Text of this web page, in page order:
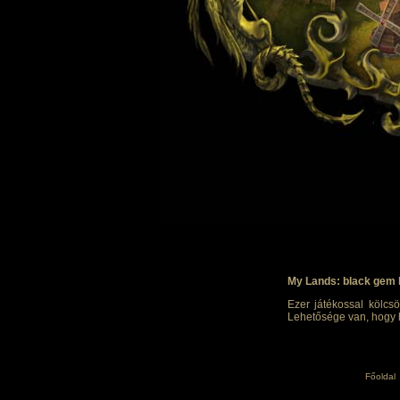
My Lands: black gem
Ezer játékossal
Lehetősége van,
Főoldal